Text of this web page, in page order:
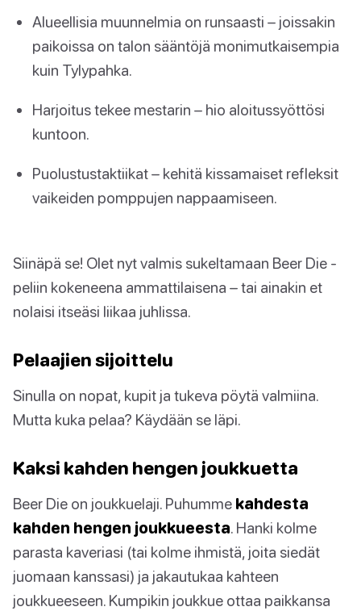
Alueellisia muunnelmia on runsaasti – joissakin
paikoissa on talon sääntöjä monimutkaisempia
kuin Tylypahka.
Harjoitus tekee mestarin – hio aloitussyöttösi
kuntoon.
Puolustustaktiikat – kehitä kissamaiset refleksit
vaikeiden pomppujen nappaamiseen.
Siinäpä se! Olet nyt valmis sukeltamaan Beer Die -
peliin kokeneena ammattilaisena – tai ainakin et
nolaisi itseäsi liikaa juhlissa.
Pelaajien sijoittelu
Sinulla on nopat, kupit ja tukeva pöytä valmiina.
Mutta kuka pelaa? Käydään se läpi.
Kaksi kahden hengen joukkuetta
Beer Die on joukkuelaji. Puhumme kahdesta
kahden hengen joukkueesta. Hanki kolme
parasta kaveriasi (tai kolme ihmistä, joita siedät
juomaan kanssasi) ja jakautukaa kahteen
joukkueeseen. Kumpikin joukkue ottaa paikkansa